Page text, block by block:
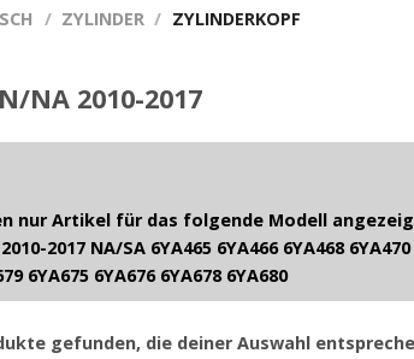
/ ZYLINDER / ZYLINDERKOPF
NA 2010-2017
nur Artikel für das folgende Modell
2017 NA/SA 6YA465 6YA466 6YA468
6YA675 6YA676 6YA678 6YA680
gefunden, die deiner Auswahl